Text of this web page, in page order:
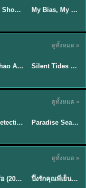
EP.16ดูซีรี่ย์ A Shop for Killers 2 ร้านลับนักฆ่า ซีซัน 2 (2026) ซับไทย-พากย์ไทย My Bias, My Boss เมื่อเมนฉันเป็นประธานบริษัท (2026) พากย์ไทย ซับไทย EP.1-12
ดูทั้งหมด »
Zhan Zhao Adventures จั่นเจาตะลุยยุทธภพ (2026) พากย์ไทย ซับไทย EP.1-37 (จบ) ★9.5
พากย์ไทย
Silent Tides คลื่นลมลวง (2025) พากย์ไทย ซับไทย EP.1-31
ดูทั้งหมด »
EP.9ดูซีรี่ย์ Detective Hole (2026) พากย์ไทย HD ฟรี อัปเดตล่าสุด Netflix EP.8
พากย์ไทย
Paradise Season 2 (2026) พากย์ไทย EP1-8 ดูซีรี่ย์ฝรั่ง HD ครบทุกตอน
ดูทั้งหมด »
รักได้หรือ (2026) YOUNG Let's Begin Again พากย์ไทย EP.1-19 ★8
พากย์ไทย
ปิ๊งรักคุณพี่เย็นชา (2026) Frozen Valentine EP.1-10 (จบ)